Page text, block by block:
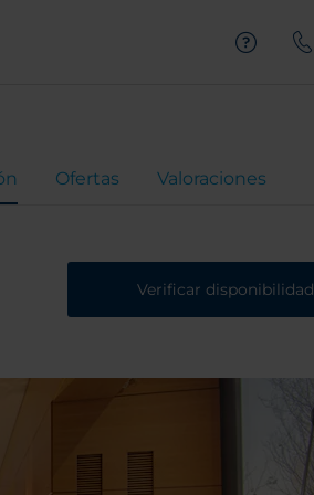
Ofertas Valoraciones
Verificar disponibilidad